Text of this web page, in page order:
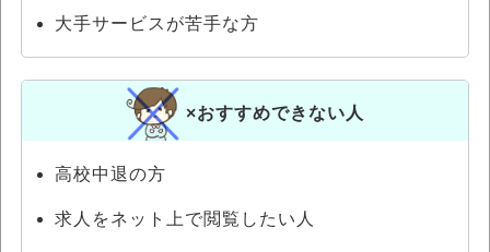
大手サービスが苦手な方
×おすすめできない人
高校中退の方
求人をネット上で閲覧したい人